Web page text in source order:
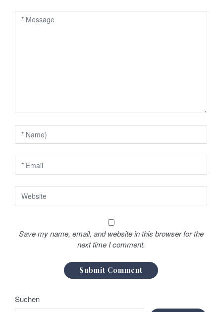
s
g
a
t
i
o
n
Save my name, email, and website in this browser for the
next time I comment.
Suchen